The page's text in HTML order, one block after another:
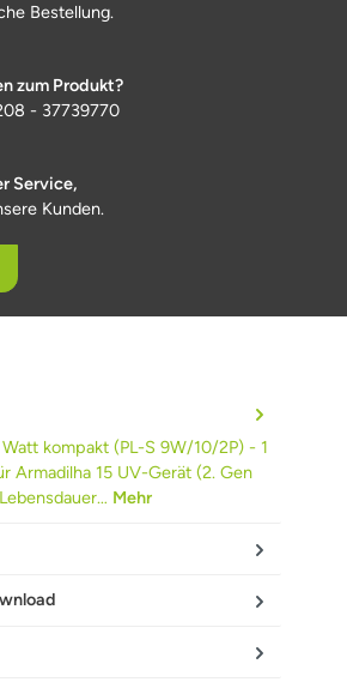
Bestellung.
zum Produkt?
- 37739770
Service,
Kunden.
kompakt (PL-S 9W/10/2P) - 1
Armadilha 15 UV-Gerät (2. Gen
Mehr